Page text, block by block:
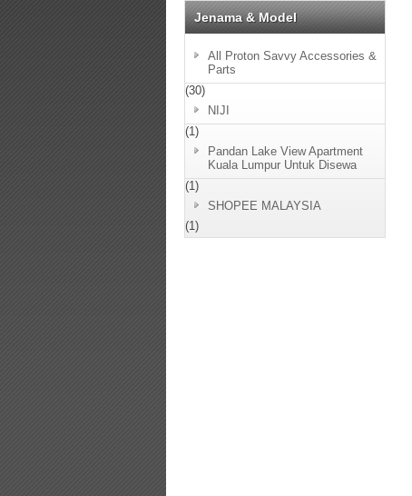
Jenama & Model
All Proton Savvy Accessories &
Parts
(30)
NIJI
(1)
Pandan Lake View Apartment
Kuala Lumpur Untuk Disewa
(1)
SHOPEE MALAYSIA
(1)